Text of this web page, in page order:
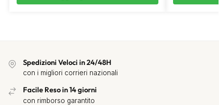
Spedizioni Veloci in 24/48H
con i migliori corrieri nazionali
Facile Reso in 14 giorni
con rimborso garantito